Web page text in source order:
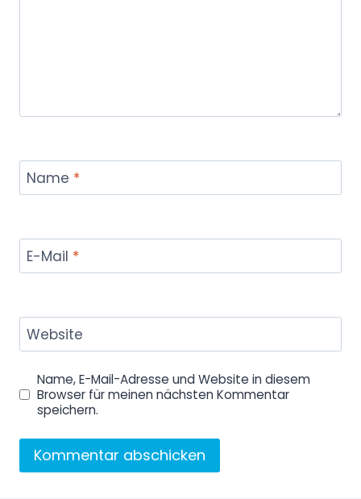
Name *
E-Mail *
Website
Name, E-Mail-Adresse und Website in diesem
Browser für meinen nächsten Kommentar
speichern.